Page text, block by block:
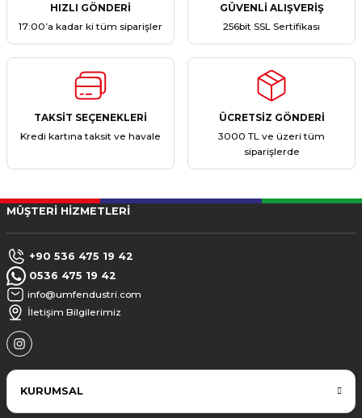
HIZLI GÖNDERİ
17:00’a kadar ki tüm siparişler
GÜVENLİ ALIŞVERİŞ
256bit SSL Sertifikası
TAKSİT SEÇENEKLERİ
Kredi kartına taksit ve havale
ÜCRETSİZ GÖNDERİ
3000 TL ve üzeri tüm
siparişlerde
MÜŞTERİ HİZMETLERİ
+90 536 475 19 42
0536 475 19 42
info@umfendustri.com
İletişim Bilgilerimiz
KURUMSAL